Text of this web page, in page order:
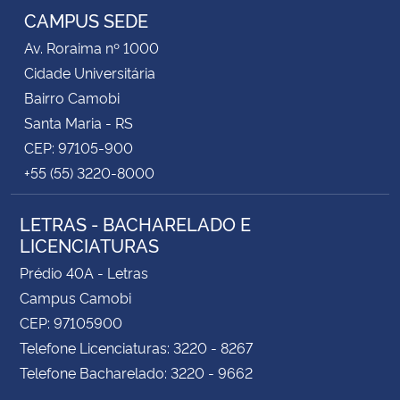
Secretaria-Geral
Advocacia-Geral da União
Banco Central do Brasil
Planalto
CAMPUS SEDE
Av. Roraima nº 1000
Cidade Universitária
Bairro Camobi
Santa Maria - RS
CEP: 97105-900
+55 (55) 3220-8000
LETRAS - BACHARELADO E
LICENCIATURAS
Prédio 40A - Letras
Campus Camobi
CEP: 97105900
Telefone Licenciaturas: 3220 - 8267
Telefone Bacharelado: 3220 - 9662